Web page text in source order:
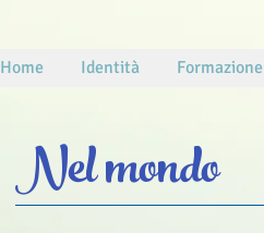
Home Identità Formazione
Nel mondo